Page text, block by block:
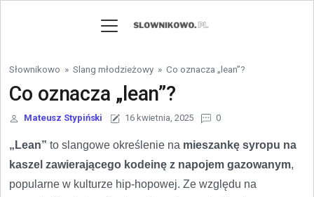
Słownikowo » Slang młodzieżowy » Co oznacza „lean”?
Co oznacza „lean”?
Mateusz Stypiński 16 kwietnia, 2025 0
„Lean” to slangowe określenie na mieszankę syropu na
kaszel zawierającego kodeinę z napojem gazowanym,
popularne w kulturze hip-hopowej. Ze względu na